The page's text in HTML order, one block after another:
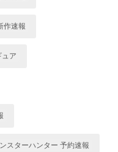
作速報
ア
スターハンター 予約速報